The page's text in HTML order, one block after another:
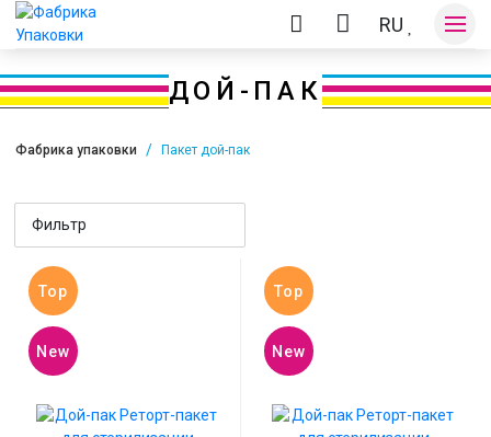
RU
Оплата и доставка
ДОЙ-ПАК
Фабрика упаковки Пакет дой-пак
Фильтр
Top
New
Top
New